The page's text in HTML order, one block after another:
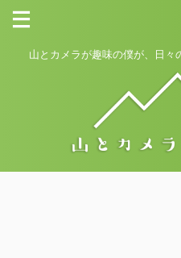
山とカメラが趣味の僕が、日々